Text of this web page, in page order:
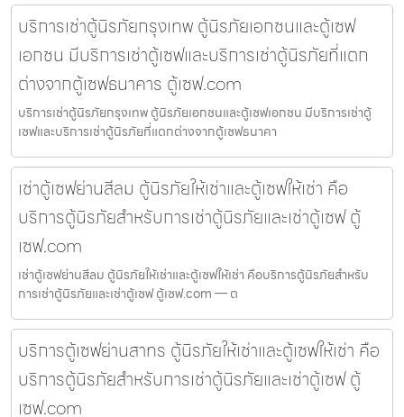
บริการเช่าตู้นิรภัยกรุงเทพ ตู้นิรภัยเอกชนและตู้เซฟ
เอกชน มีบริการเช่าตู้เซฟและบริการเช่าตู้นิรภัยที่แตก
ต่างจากตู้เซฟธนาคาร ตู้เซฟ.com
บริการเช่าตู้นิรภัยกรุงเทพ ตู้นิรภัยเอกชนและตู้เซฟเอกชน มีบริการเช่าตู้
เซฟและบริการเช่าตู้นิรภัยที่แตกต่างจากตู้เซฟธนาคา
เช่าตู้เซฟย่านสีลม ตู้นิรภัยให้เช่าและตู้เซฟให้เช่า คือ
บริการตู้นิรภัยสำหรับการเช่าตู้นิรภัยและเช่าตู้เซฟ ตู้
เซฟ.com
เช่าตู้เซฟย่านสีลม ตู้นิรภัยให้เช่าและตู้เซฟให้เช่า คือบริการตู้นิรภัยสำหรับ
การเช่าตู้นิรภัยและเช่าตู้เซฟ ตู้เซฟ.com — ต
บริการตู้เซฟย่านสาทร ตู้นิรภัยให้เช่าและตู้เซฟให้เช่า คือ
บริการตู้นิรภัยสำหรับการเช่าตู้นิรภัยและเช่าตู้เซฟ ตู้
เซฟ.com